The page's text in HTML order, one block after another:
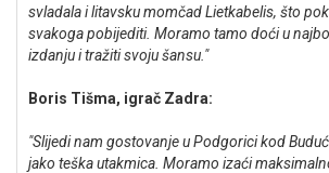
svladala i litavsku momčad Lietkabelis, što
svakoga pobijediti. Moramo tamo doći u
izdanju i tražiti svoju šansu."
Boris Tišma, igrač Zadra:
"Slijedi nam gostovanje u Podgorici kod
jako teška utakmica. Moramo izaći